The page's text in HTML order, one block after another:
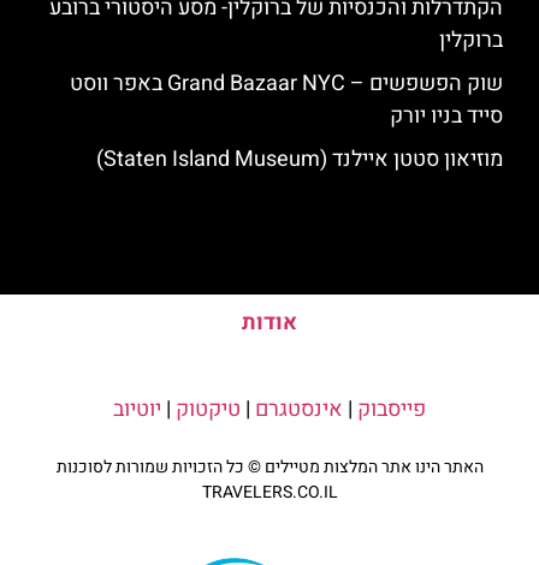
הקתדרלות והכנסיות של ברוקלין- מסע היסטורי ברובע
ברוקלין
שוק הפשפשים – Grand Bazaar NYC באפר ווסט
סייד בניו יורק
מוזיאון סטטן איילנד (Staten Island Museum)
אודות
פייסבוק | אינסטגרם | טיקטוק | יוטיוב
האתר הינו אתר המלצות מטיילים © כל הזכויות שמורות לסוכנות
TRAVELERS.CO.IL